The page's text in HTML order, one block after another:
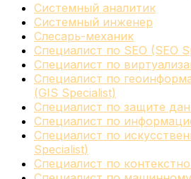
Системный аналитик
Системный инженер
Слесарь-механик
Специалист по SEO (SEO
Специалист по
Специалист по
(GIS Specialist)
Специалист по защите
Специалист по
Специалист по
Specialist)
Специалист по